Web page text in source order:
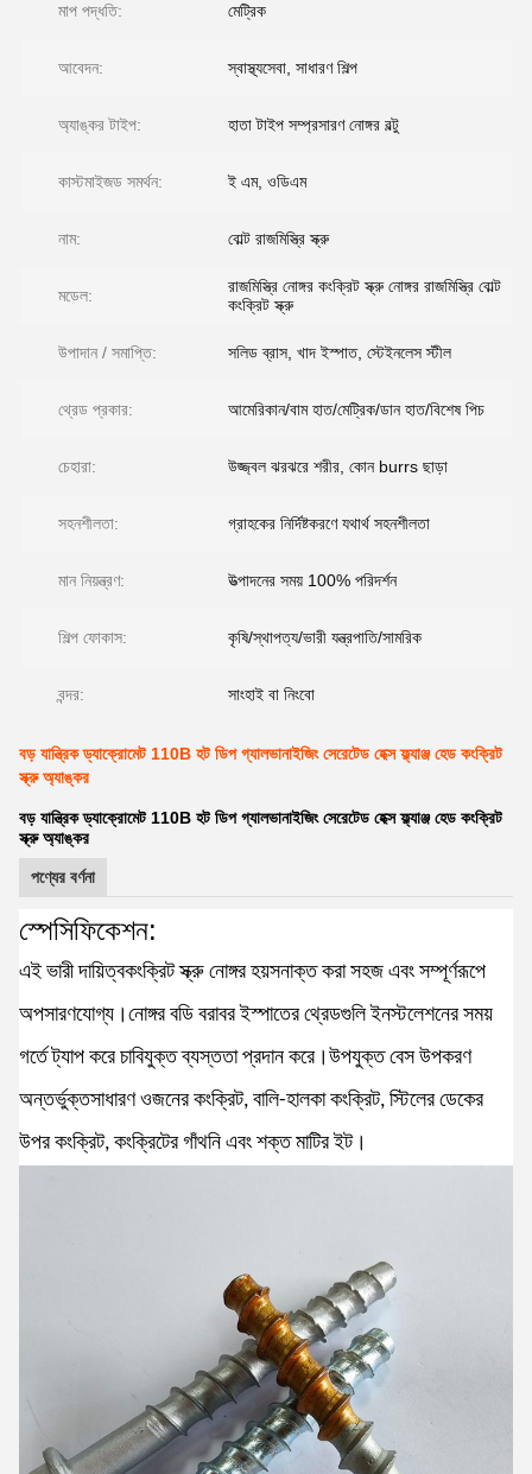
মাপ পদ্ধতি: মেট্রিক
আবেদন: স্বাস্থ্যসেবা, সাধারণ শিল্প
অ্যাঙ্কর টাইপ: হাতা টাইপ সম্প্রসারণ নোঙ্গর বল্টু
কাস্টমাইজড সমর্থন: ই এম, ওডিএম
নাম: বোল্ট রাজমিস্ত্রি স্ক্রু
মডেল:
রাজমিস্ত্রি নোঙ্গর কংক্রিট স্ক্রু নোঙ্গর রাজমিস্ত্রি বোল্ট
কংক্রিট স্ক্রু
উপাদান / সমাপ্তি: সলিড ব্রাস, খাদ ইস্পাত, স্টেইনলেস স্টীল
থ্রেড প্রকার: আমেরিকান/বাম হাত/মেট্রিক/ডান হাত/বিশেষ পিচ
চেহারা: উজ্জ্বল ঝরঝরে শরীর, কোন burrs ছাড়া
সহনশীলতা: গ্রাহকের নির্দিষ্টকরণে যথার্থ সহনশীলতা
মান নিয়ন্ত্রণ: উত্পাদনের সময় 100% পরিদর্শন
শিল্প ফোকাস: কৃষি/স্থাপত্য/ভারী যন্ত্রপাতি/সামরিক
বন্দর: সাংহাই বা নিংবো
বড় যান্ত্রিক ড্যাক্রোমেট 110B হট ডিপ গ্যালভানাইজিং সেরেটেড হেক্স ফ্ল্যাঞ্জ হেড কংক্রিট
স্ক্রু অ্যাঙ্কর
বড় যান্ত্রিক ড্যাক্রোমেট 110B হট ডিপ গ্যালভানাইজিং সেরেটেড হেক্স ফ্ল্যাঞ্জ হেড কংক্রিট
স্ক্রু অ্যাঙ্কর
পণ্যের বর্ণনা
স্পেসিফিকেশন:
এই ভারী দায়িত্বকংক্রিট স্ক্রু নোঙ্গর হয়সনাক্ত করা সহজ এবং সম্পূর্ণরূপে
অপসারণযোগ্য।নোঙ্গর বডি বরাবর ইস্পাতের থ্রেডগুলি ইনস্টলেশনের সময়
গর্তে ট্যাপ করে চাবিযুক্ত ব্যস্ততা প্রদান করে।উপযুক্ত বেস উপকরণ
অন্তর্ভুক্তসাধারণ ওজনের কংক্রিট, বালি-হালকা কংক্রিট, স্টিলের ডেকের
উপর কংক্রিট, কংক্রিটের গাঁথনি এবং শক্ত মাটির ইট।